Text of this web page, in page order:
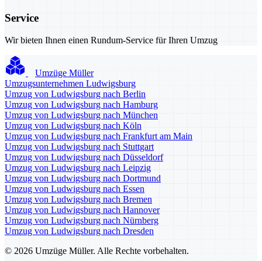
Service
Wir bieten Ihnen einen Rundum-Service für Ihren Umzug
Umzüge Müller
Umzugsunternehmen Ludwigsburg
Umzug von Ludwigsburg nach Berlin
Umzug von Ludwigsburg nach Hamburg
Umzug von Ludwigsburg nach München
Umzug von Ludwigsburg nach Köln
Umzug von Ludwigsburg nach Frankfurt am Main
Umzug von Ludwigsburg nach Stuttgart
Umzug von Ludwigsburg nach Düsseldorf
Umzug von Ludwigsburg nach Leipzig
Umzug von Ludwigsburg nach Dortmund
Umzug von Ludwigsburg nach Essen
Umzug von Ludwigsburg nach Bremen
Umzug von Ludwigsburg nach Hannover
Umzug von Ludwigsburg nach Nürnberg
Umzug von Ludwigsburg nach Dresden
© 2026 Umzüge Müller. Alle Rechte vorbehalten.